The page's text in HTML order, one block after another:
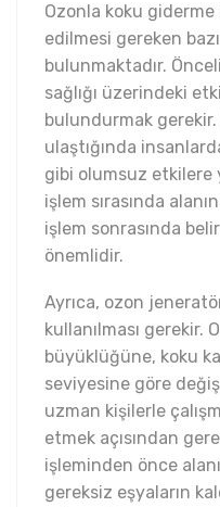
Ozonla koku
edilmesi gereken
bulunmaktadır.
sağlığı üzerindeki
bulundurmak
ulaştığında
gibi olumsuz etkilere
işlem sırasında
işlem sonrasında
önemlidir.
Ayrıca, ozon
kullanılması gerekir.
büyüklüğüne, koku
seviyesine göre
uzman kişilerle
etmek açısından
işleminden önce
gereksiz eşyaların